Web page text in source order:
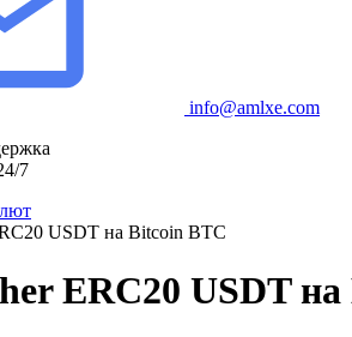
info@amlxe.com
7
USDT на Bitcoin BTC
ERC20 USDT